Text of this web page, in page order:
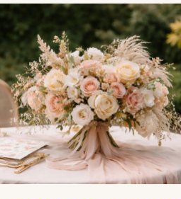
Dieser Artikel betrachtet
leisere Logik des Rituals.